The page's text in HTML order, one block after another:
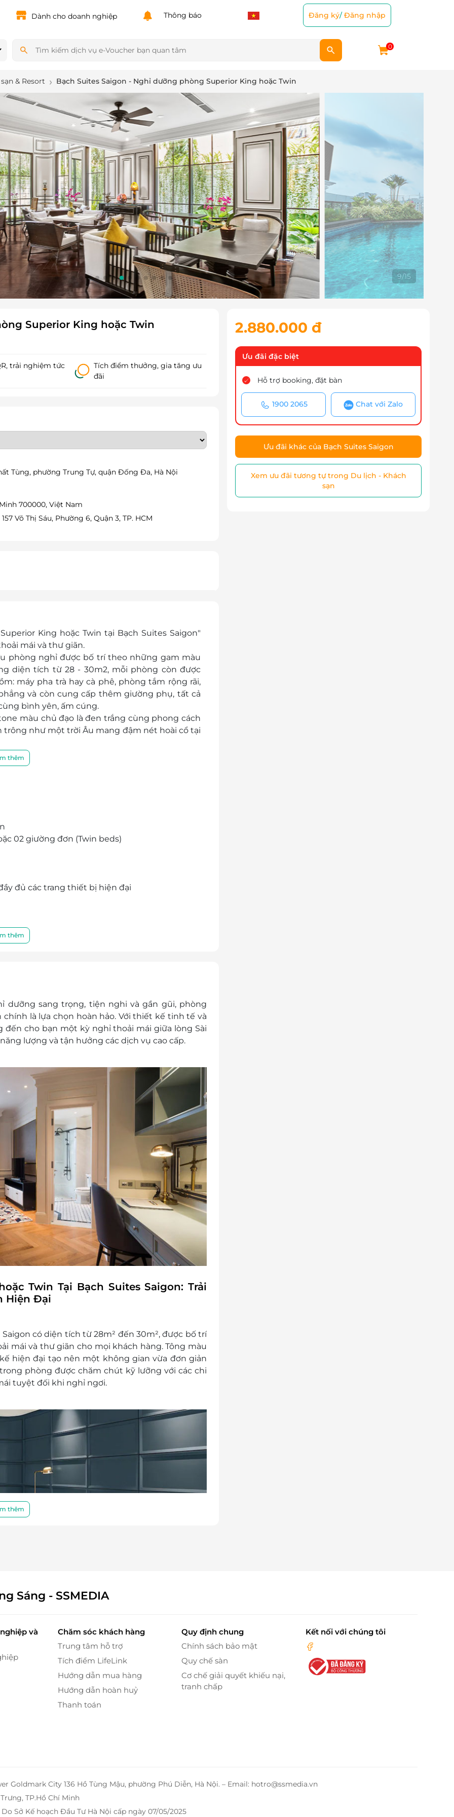
Dành cho doanh nghiệp Thông báo Đăng ký/Đăng nhập
0
& Resort Bạch Suites Saigon - Nghỉ dưỡng phòng Superior King hoặc Twin
9/15
Superior King hoặc Twin
trải nghiệm tức
Tích điểm thưởng, gia tăng ưu
đãi
Tùng, phường Trung Tự, quận Đống Đa, Hà Nội
700000, Việt Nam
Võ Thị Sáu, Phường 6, Quận 3, TP. HCM
King hoặc Twin tại Bạch Suites Saigon"
mái và thư giãn.
phòng nghỉ được bố trí theo những gam màu
diện tích từ 28 - 30m2, mỗi phòng còn được
máy pha trà hay cà phê, phòng tắm rộng rãi,
và còn cung cấp thêm giường phụ, tất cả
bình yên, ấm cúng.
màu chủ đạo là đen trắng cùng phong cách
trông như một trời Âu mang đậm nét hoài cổ tại
bơi, phòng gym, chuỗi nhà hàng nằm ngay
khách từ thủ tục nhận phòng đến trả phòng
thêm
02 giường đơn (Twin beds)
đủ các trang thiết bị hiện đại
ngày tại khu vực Lobby Lounge
chi phí phát sinh khác
VNĐ/người
phí theo yêu cầu và tùy thuộc vào số lượng sẵn
giường với bố mẹ
hạng phòng cao hơn)
người lớn với giá giường phụ bắt buộc là
trú (tùy tình trạng phòng). Giai đoạn cao điểm
Trước 12h00
vào tình trạng phòng và có thể sẽ phụ thu
2065 / 0702 804 262
áp dụng cho lễ tết và mùa cao điểm
để đảm bảo quyền lợi vui lòng liên hệ với
nâng cấp hạng phòng, các khoản phụ thu
nhưng chưa liên hệ với LifeLink, chúng tôi
LifeLink.vn
lưu trú 100% voucher. Không hủy, hoàn, thay
E-Coupon
đổi thành tiền mặt, không trả lại tiền thừa
khuyến mại khác.
thêm
sang trọng, tiện nghi và gần gũi, phòng
chính là lựa chọn hoàn hảo. Với thiết kế tinh tế và
đến cho bạn một kỳ nghỉ thoải mái giữa lòng Sài
lượng và tận hưởng các dịch vụ cao cấp.
Twin Tại Bạch Suites Saigon: Trải
Hiện Đại
có diện tích từ 28m² đến 30m², được bố trí
mái và thư giãn cho mọi khách hàng. Tông màu
hiện đại tạo nên một không gian vừa đơn giản
phòng được chăm chút kỹ lưỡng với các chi
tuyệt đối khi nghỉ ngơi.
lung linh ánh đèn. Đây là không gian lý tưởng để
của thành phố sau những giờ phút làm việc
thêm
2.880.000 đ
Ưu đãi đặc biệt
Hỗ trợ booking, đặt bàn
1900 2065 Chat với Zalo
Ưu đãi khác của Bạch Suites Saigon
Xem ưu đãi tương tự trong Du lịch - Khách
sạn
Sáng - SSMEDIA
và
Chăm sóc khách hàng
Trung tâm hỗ trợ
Tích điểm LifeLink
Hướng dẫn mua hàng
Hướng dẫn hoàn huỷ
Thanh toán
Quy định chung
Chính sách bảo mật
Quy chế sàn
Cơ chế giải quyết khiếu nại,
tranh chấp
Kết nối với chúng tôi
Goldmark City 136 Hồ Tùng Mậu, phường Phú Diễn, Hà Nội. – Email: hotro@ssmedia.vn
TP.Hồ Chí Minh
Sở Kế hoạch Đầu Tư Hà Nội cấp ngày 07/05/2025